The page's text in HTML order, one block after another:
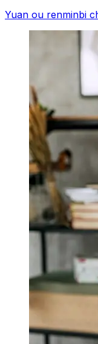
Yuan ou renminbi